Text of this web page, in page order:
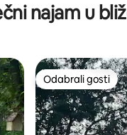
najam u
„Odabrali gosti”
Odabrali gosti
Odabrali gosti